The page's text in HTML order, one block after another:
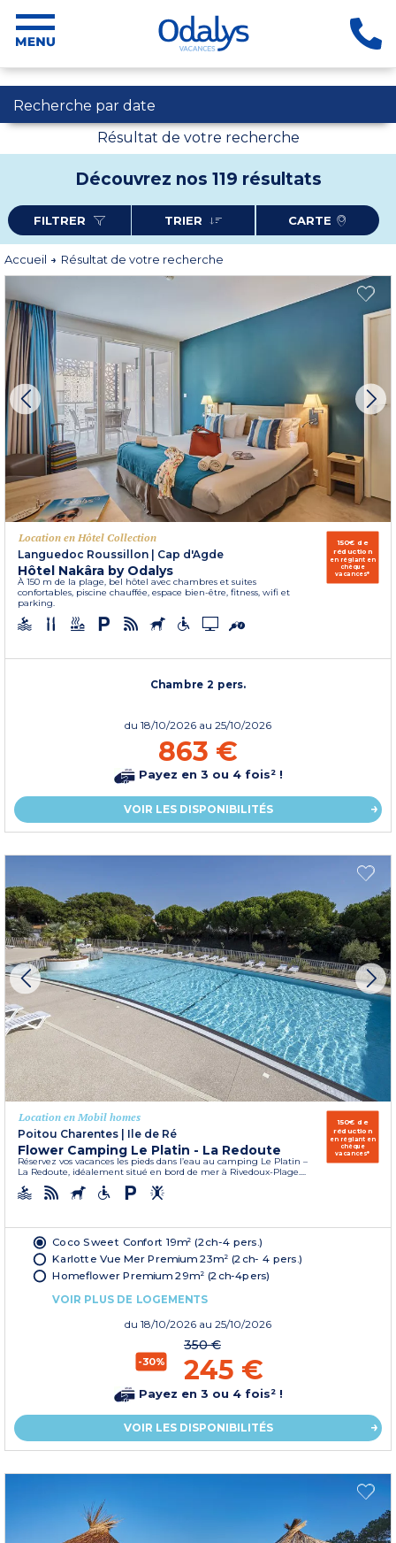
Recherche par date
Résultat de votre recherche
Découvrez nos 119 résultats
FILTRER TRIER CARTE
Accueil Résultat de votre recherche
Location en Hôtel Collection
Languedoc Roussillon
Cap d'Agde
Hôtel Nakâra by Odalys
À 150 m de la plage, bel hôtel avec chambres et suites
confortables, piscine chauffée, espace bien-être, fitness, wifi et
parking.
150€ de
réduction
en réglant en
chèque
vacances*
Chambre 2 pers.
du 18/10/2026 au 25/10/2026
863 €
Payez en 3 ou 4 fois² !
VOIR LES DISPONIBILITÉS
Location en Mobil homes
Poitou Charentes
Ile de Ré
Flower Camping Le Platin - La Redoute
Réservez vos vacances les pieds dans l’eau au camping Le Platin –
La Redoute, idéalement situé en bord de mer à Rivedoux-Plage....
150€ de
réduction
en réglant en
chèque
vacances*
Coco Sweet Confort 19m² (2ch-4 pers.)
Karlotte Vue Mer Premium 23m² (2ch- 4 pers.)
Homeflower Premium 29m² (2ch-4pers)
VOIR PLUS DE LOGEMENTS
du 18/10/2026 au 25/10/2026
-30%
350 €
245 €
Payez en 3 ou 4 fois² !
VOIR LES DISPONIBILITÉS